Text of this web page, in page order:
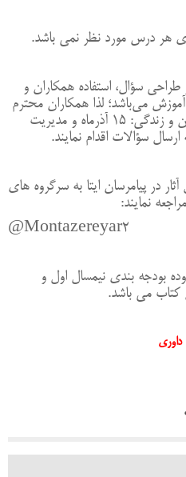
هر درس مورد نظر نمی باشد.
سؤال، استفاده همکاران و
می‌باشد؛ لذا همکاران محترم
در بازه‌ی زمانی اعلام شده (دین و زندگی: 15 آذرماه و مدیریت
در پیامرسان ایتا به سرگروه های
نمایند:
Montazereyar2@
بودجه بندی نیمسال اول و
کتاب می باشد.
داوری